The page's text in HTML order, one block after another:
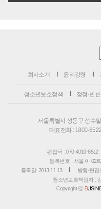
회사소개 윤리강령
청소년보호정책 정정·반
서울특별시 성동구 성수
대표전화 : 1800-6522
편집국 : 070-4010-8512
등록번호 : 서울 아
등록일: 2013.11.13
발행·편
청소년보호책임자 :
Copyright ⓒ B